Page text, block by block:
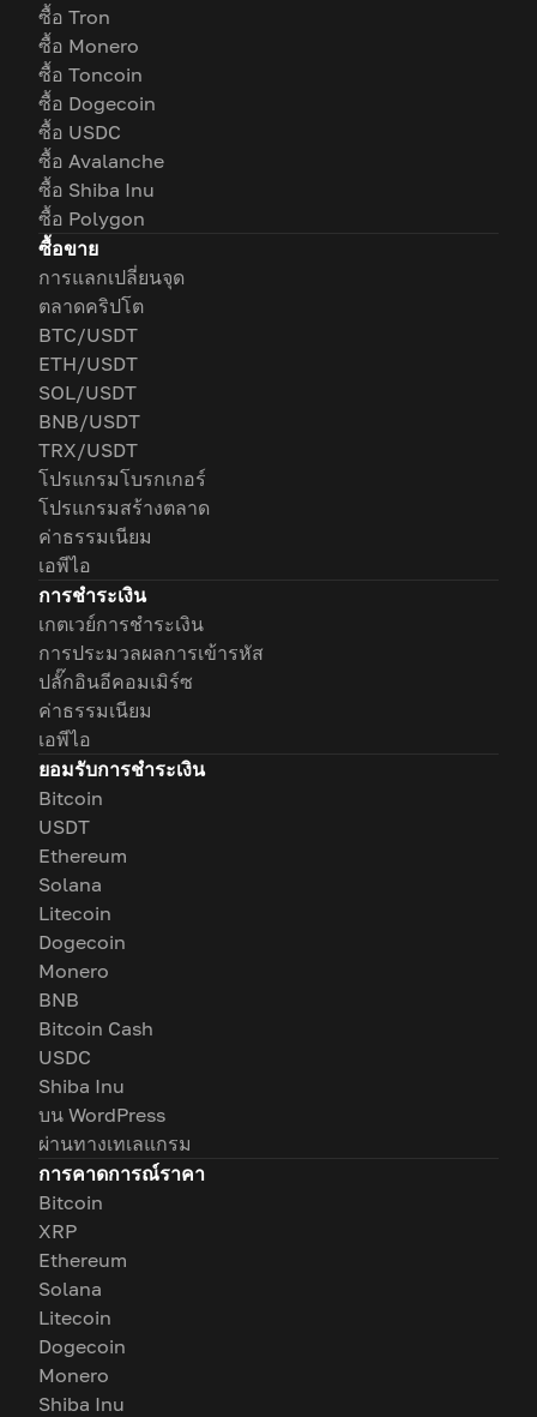
ซื้อ Tron
ซื้อ Monero
ซื้อ Toncoin
ซื้อ Dogecoin
ซื้อ USDC
ซื้อ Avalanche
ซื้อ Shiba Inu
ซื้อ Polygon
ซื้อขาย
การแลกเปลี่ยนจุด
ตลาดคริปโต
BTC/USDT
ETH/USDT
SOL/USDT
BNB/USDT
TRX/USDT
โปรแกรมโบรกเกอร์
โปรแกรมสร้างตลาด
ค่าธรรมเนียม
เอพีไอ
การชำระเงิน
เกตเวย์การชำระเงิน
การประมวลผลการเข้ารหัส
ปลั๊กอินอีคอมเมิร์ซ
ค่าธรรมเนียม
เอพีไอ
ยอมรับการชำระเงิน
Bitcoin
USDT
Ethereum
Solana
Litecoin
Dogecoin
Monero
BNB
Bitcoin Cash
USDC
Shiba Inu
บน WordPress
ผ่านทางเทเลแกรม
การคาดการณ์ราคา
Bitcoin
XRP
Ethereum
Solana
Litecoin
Dogecoin
Monero
Shiba Inu